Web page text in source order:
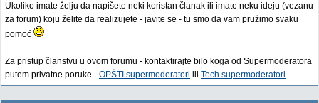
Ukoliko imate želju da napišete neki koristan članak ili imate neku ideju (vezanu
za forum) koju želite da realizujete - javite se - tu smo da vam pružimo svaku
pomoć
Za pristup članstvu u ovom forumu - kontaktirajte bilo koga od Supermoderatora
putem privatne poruke - OPŠTI supermoderatori ili Tech supermoderatori.